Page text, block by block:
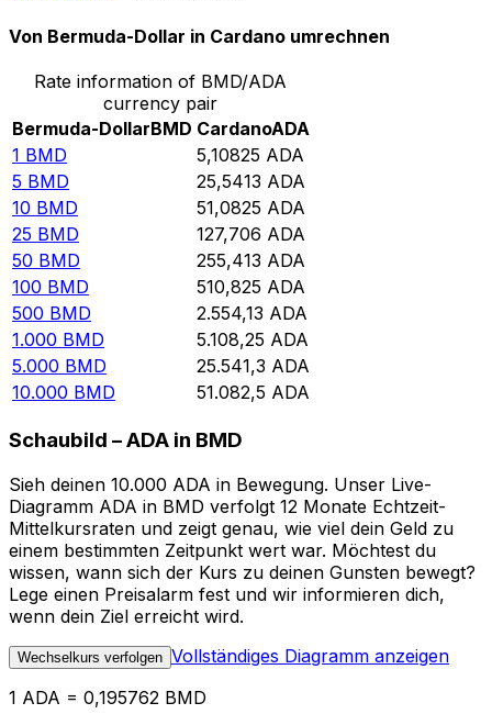
Von Bermuda-Dollar in Cardano umrechnen
Rate information of BMD/ADA
currency pair
Bermuda-DollarBMD CardanoADA
1 BMD 5,10825 ADA
5 BMD 25,5413 ADA
10 BMD 51,0825 ADA
25 BMD 127,706 ADA
50 BMD 255,413 ADA
100 BMD 510,825 ADA
500 BMD 2.554,13 ADA
1.000 BMD 5.108,25 ADA
5.000 BMD 25.541,3 ADA
10.000 BMD 51.082,5 ADA
Schaubild – ADA in BMD
Sieh deinen 10.000 ADA in Bewegung. Unser Live-
Diagramm ADA in BMD verfolgt 12 Monate Echtzeit-
Mittelkursraten und zeigt genau, wie viel dein Geld zu
einem bestimmten Zeitpunkt wert war. Möchtest du
wissen, wann sich der Kurs zu deinen Gunsten bewegt?
Lege einen Preisalarm fest und wir informieren dich,
wenn dein Ziel erreicht wird.
Wechselkurs verfolgen Vollständiges Diagramm anzeigen
1 ADA = 0,195762 BMD